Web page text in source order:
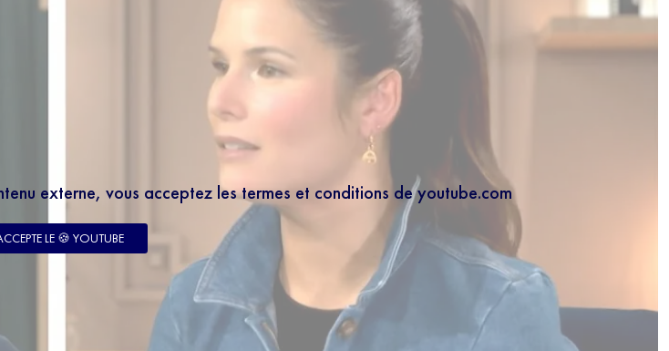
externe, vous acceptez les termes et conditions de youtube.com
LE 🍪 YOUTUBE